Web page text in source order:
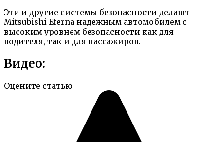
Эти и другие системы безопасности делают
Mitsubishi Eterna надежным автомобилем с
высоким уровнем безопасности как для
водителя, так и для пассажиров.
Видео:
Оцените статью